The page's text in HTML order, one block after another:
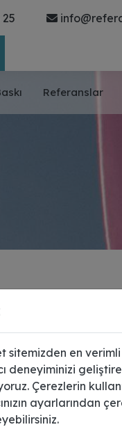
25
Referanslar
sitemizden en
deneyiminizi
Çerezlerin
ayarlarından